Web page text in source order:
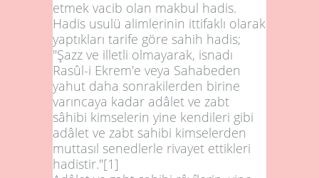
etmek vacib olan makbul hadis.
Hadis usulü alimlerinin ittifaklı olarak
yaptıkları tarife göre sahih hadis;
"Şazz ve illetli olmayarak, isnadı
Rasûl-i Ekrem'e veya Sahabeden
yahut daha sonrakilerden birine
varıncaya kadar adâlet ve zabt
sâhibi kimselerin yine kendileri gibi
adâlet ve zabt sahibi kimselerden
muttasıl senedlerle rivayet ettikleri
hadistir."[1]